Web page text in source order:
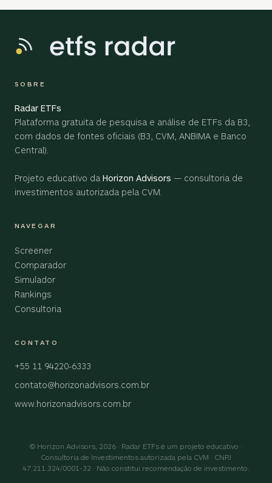
SOBRE
Radar ETFs
Plataforma gratuita de pesquisa e análise de ETFs da B3,
com dados de fontes oficiais (B3, CVM, ANBIMA e Banco
Central).
Projeto educativo da Horizon Advisors — consultoria de
investimentos autorizada pela CVM.
NAVEGAR
Screener
Comparador
Simulador
Rankings
Consultoria
CONTATO
+55 11 94220-6333
contato@horizonadvisors.com.br
www.horizonadvisors.com.br
© Horizon Advisors, 2026 · Radar ETFs é um projeto educativo ·
Consultoria de Investimentos autorizada pela CVM · CNPJ
47.211.324/0001-32 · Não constitui recomendação de investimento.